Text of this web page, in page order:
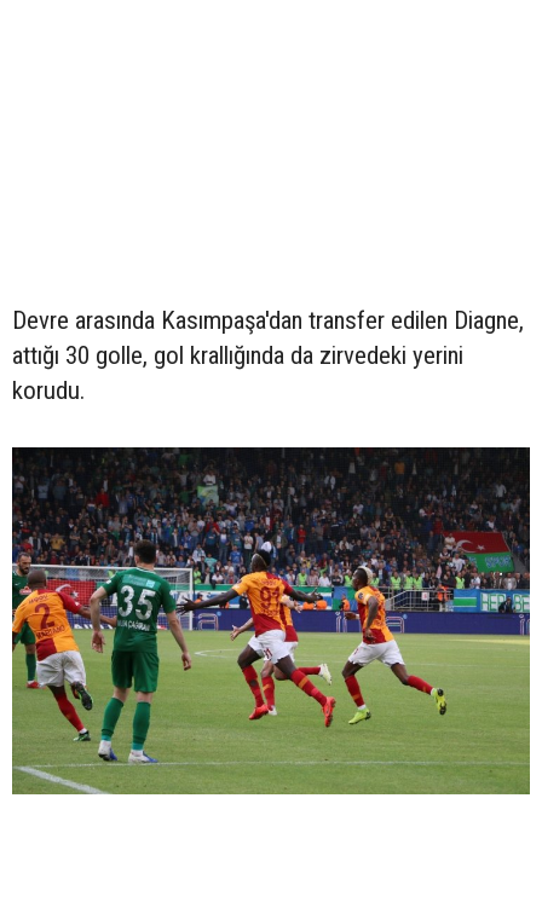
Devre arasında Kasımpaşa'dan transfer edilen Diagne,
attığı 30 golle, gol krallığında da zirvedeki yerini
korudu.